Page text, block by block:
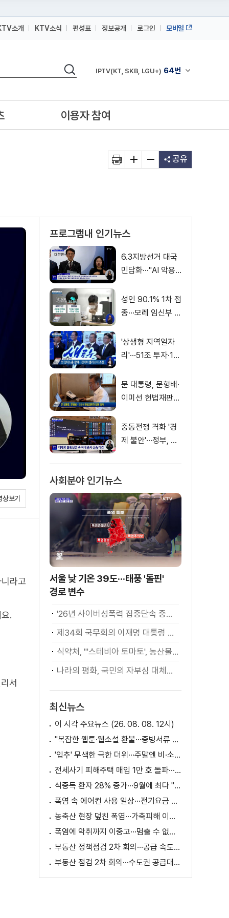
소개 KTV소식 편성표 정보공개 로그인 모바일
검색 채널안내 펼쳐
IPTV(KT, SKB, LGU+) 64번
IPTV(KT, SKB, LGU+)
이용자 참여
공유
보기
라고
.
서
프로그램내 인기뉴스
6.3지방선거 대국
민담화···"AI 악용
성인 90.1% 1차 접
종···모레 임신부 사
'상생형 지역일자
리'···51조 투자·13
문 대통령, 문형배·
이미선 헌법재판관
중동전쟁 격화 '경
제 불안'···정부, 금
소화
사회분야 인기뉴스
서울 낮 기온 39도···태풍 '돌핀'
경로 변수
'26년 사이버성폭력 집중단속 중간성과 발표···향후 추진계획은?
제34회 국무회의 이재명 대통령 모두발언
식약처, "'스테비아 토마토', 농산물 아닌 가공식품"
나라의 평화, 국민의 자부심 대체불가 대한민국 이재명 대통령 모두말씀
최신뉴스
이 시각 주요뉴스 (26. 08. 08. 12시)
"복잡한 웹툰·웹소설 환불···증빙서류 요구까지"
'입추' 무색한 극한 더위···주말엔 비·소나기
전세사기 피해주택 매입 1만 호 돌파···피해 지원 속도
식중독 환자 28% 증가···9월에 최다 "입추 방심 금물"
폭염 속 에어컨 사용 일상···전기요금 줄이려면?
농축산 현장 덮친 폭염···가축피해 이틀 새 28만 마리↑
폭염에 악취까지 이중고···멈출 수 없는 필수노동
부동산 정책점검 2차 회의···공급 속도전 본격화하나
부동산 점검 2차 회의···수도권 공급대책 논의